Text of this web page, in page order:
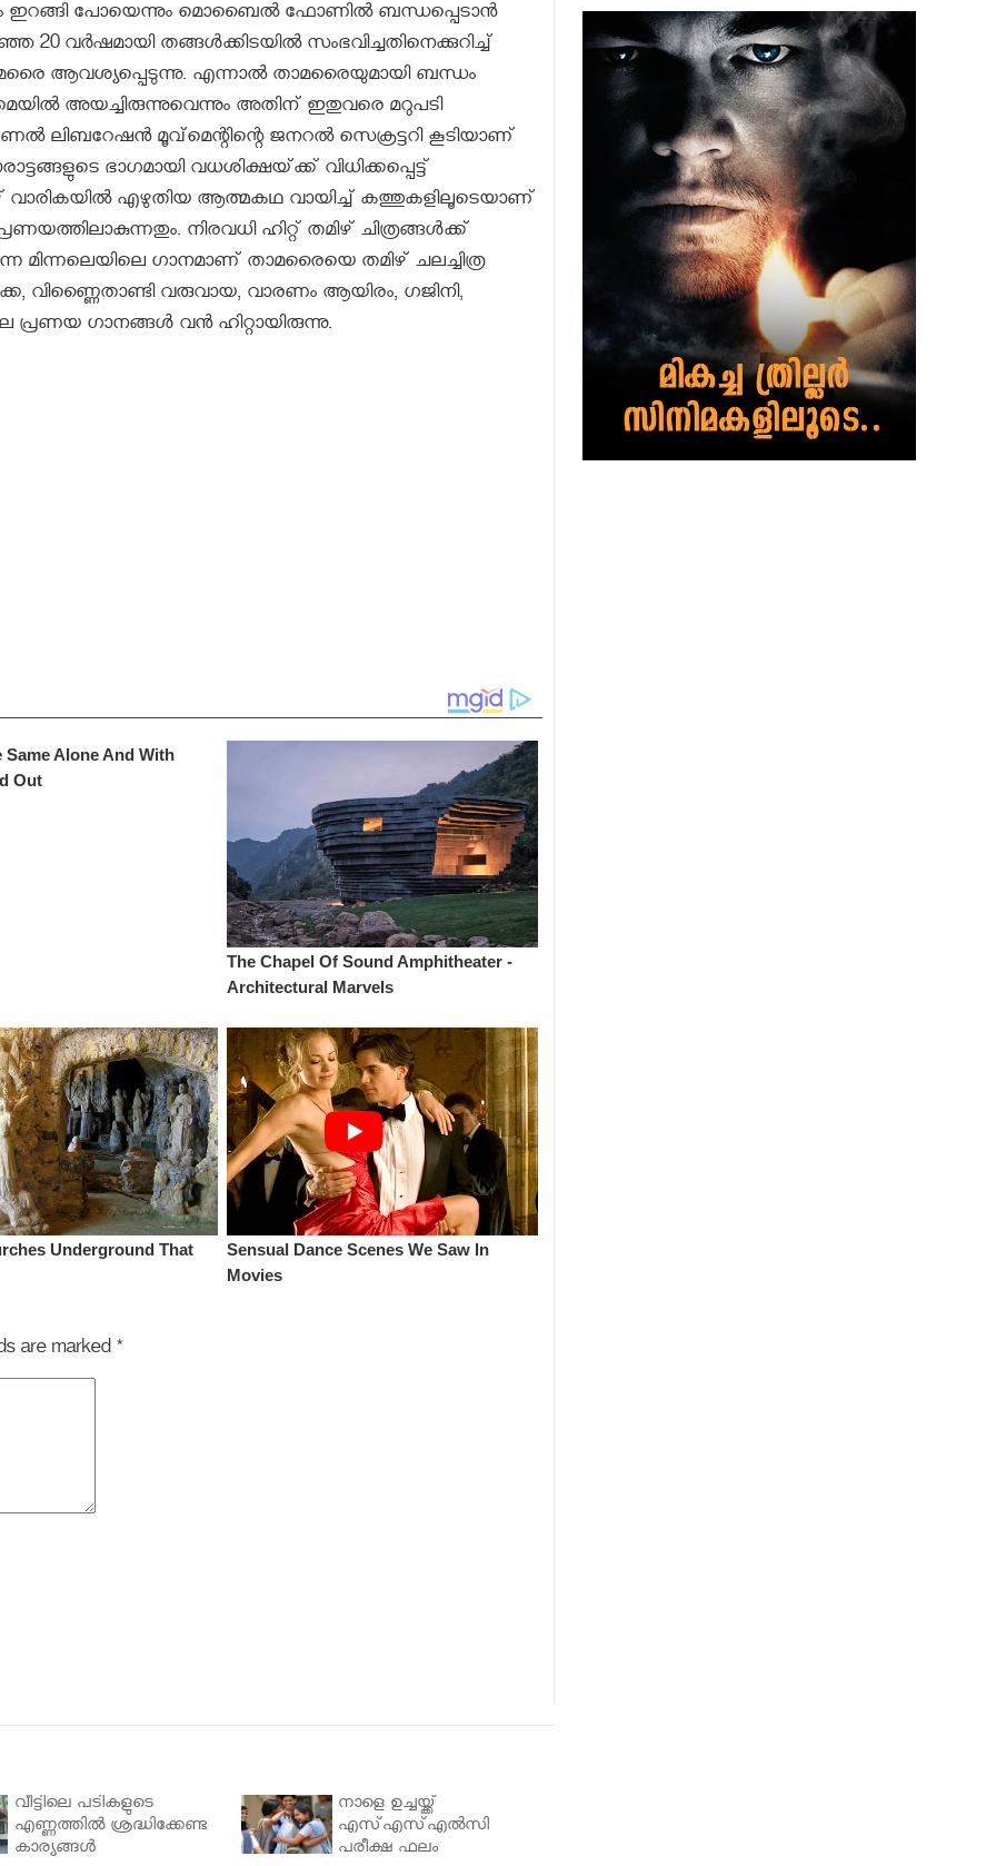
ഇറങ്ങി പോയെന്നും മൊബൈല്‍ ഫോണില്‍ ബന്ധപ്പെടാന്‍
20 വര്‍ഷമായി തങ്ങള്‍ക്കിടയില്‍ സംഭവിച്ചതിനെക്കുറിച്ച്
ആവശ്യപ്പെടുന്നു. എന്നാല്‍ താമരൈയുമായി ബന്ധം
അയച്ചിരുന്നുവെന്നും അതിന്‌ ഇതുവരെ മറുപടി
ലിബറേഷന്‍ മൂവ്‌മെന്റിന്റെ ജനറല്‍ സെക്രട്ടറി കൂടിയാണ്‌
ഭാഗമായി വധശിക്ഷയ്‌ക്ക് വിധിക്കപ്പെട്ട്‌
വാരികയില്‍ എഴുതിയ ആത്മകഥ വായിച്ച്‌ കത്തുകളിലൂടെയാണ്‌
നിരവധി ഹിറ്റ് തമിഴ് ചിത്രങ്ങള്‍ക്ക്
മിന്നലെയിലെ ഗാനമാണ് താമരൈയെ തമിഴ് ചലച്ചിത്ര
വിണ്ണൈതാണ്ടി വരുവായ, വാരണം ആയിരം, ഗജിനി,
പ്രണയ ഗാനങ്ങള്‍ വന്‍ ഹിറ്റായിരുന്നു.
are marked *
വീട്ടിലെ പടികളുടെ
എണ്ണത്തിൽ ശ്രദ്ധിക്കേണ്ട
കാര്യങ്ങൾ
നാളെ ഉച്ചയ്ക്ക്
എസ്എസ്എല്‍സി
പരീക്ഷ ഫലം